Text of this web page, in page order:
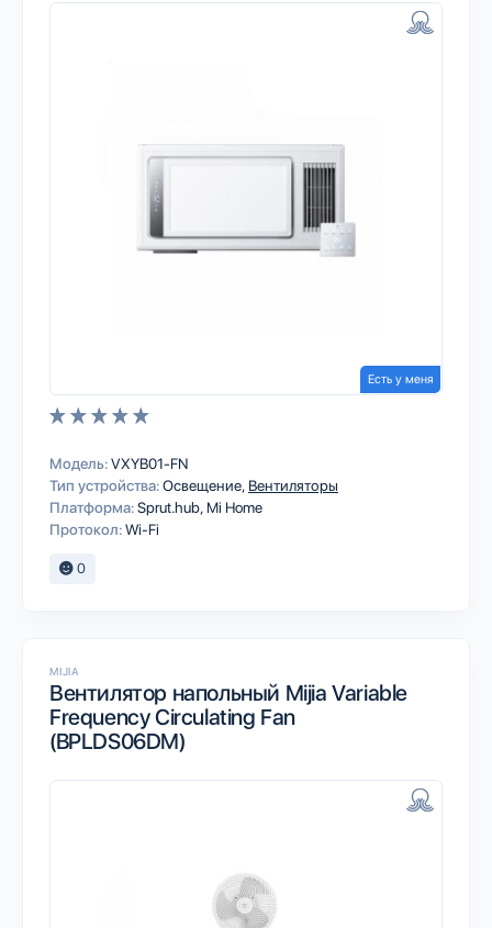
Есть у меня
Модель:VXYB01-FN
Тип устройства:Освещение Вентиляторы
Платформа:Sprut.hub Mi Home
Протокол:Wi-Fi
0
MIJIA
Вентилятор напольный Mijia Variable
Frequency Circulating Fan
(BPLDS06DM)